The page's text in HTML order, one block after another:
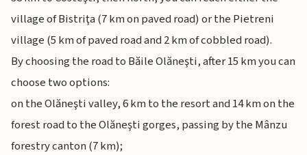
village of Bistriţa (7 km on paved road) or the Pietreni
village (5 km of paved road and 2 km of cobbled road).
By choosing the road to Băile Olăneşti, after 15 km you can
choose two options:
on the Olăneşti valley, 6 km to the resort and 14 km on the
forest road to the Olăneşti gorges, passing by the Mânzu
forestry canton (7 km);